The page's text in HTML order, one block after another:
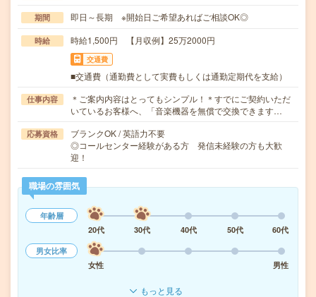
期間 即日～長期 ※開始日ご希望あればご相談OK◎
時給 時給1,500円 【月収例】25万2000円
交通費
■交通費（通勤費として実費もしくは通勤定期代を支給）
仕事内容
＊ご案内内容はとってもシンプル！＊すでにご契約いただ
いているお客様へ、「音楽機器を無償で交換できます…
応募資格
ブランクOK / 英語力不要
◎コールセンター経験がある方 発信未経験の方も大歓
迎！
職場の雰囲気
年齢層
20代
30代 40代 50代
60代
男女比率
女性
男性
もっと見る